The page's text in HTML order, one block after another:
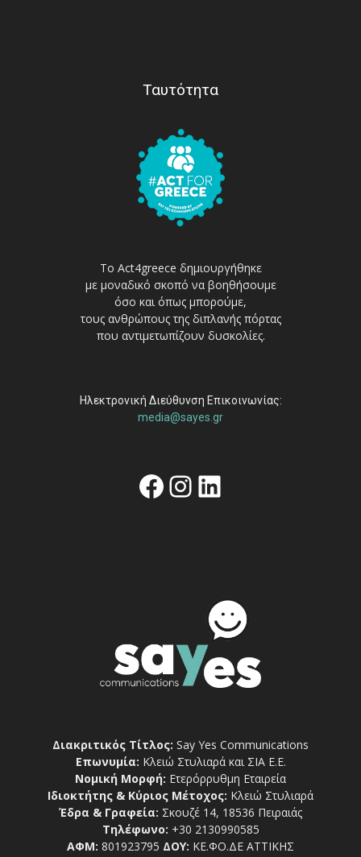
Ταυτότητα
Το Act4greece δημιουργήθηκε
με μοναδικό σκοπό να βοηθήσουμε
όσο και όπως μπορούμε,
τους ανθρώπους της διπλανής πόρτας
που αντιμετωπίζουν δυσκολίες.
Ηλεκτρονική Διεύθυνση Επικοινωνίας:
media@sayes.gr
Facebook
Instagram
Linkedin
Διακριτικός Τίτλος: Say Yes Communications
Επωνυμία: Κλειώ Στυλιαρά και ΣΙΑ Ε.Ε.
Νομική Μορφή: Ετερόρρυθμη Εταιρεία
Ιδιοκτήτης & Κύριος Μέτοχος: Κλειώ Στυλιαρά
Έδρα & Γραφεία: Σκουζέ 14, 18536 Πειραιάς
Τηλέφωνο: +30 2130990585
ΑΦΜ: 801923795 ΔΟΥ: ΚΕ.ΦΟ.ΔΕ ΑΤΤΙΚΗΣ